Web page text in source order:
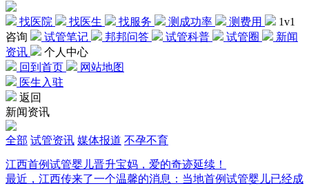
找医院 找医生 找服务 测成功率 测费用
1v1
咨询
试管笔记 邦邦问答 试管科普 试管圈
新闻
资讯
个人中心
回到首页
网站地图
医生入驻
返回
新闻资讯
全部 试管资讯 媒体报道 不孕不育
江西首例试管婴儿晋升宝妈，爱的奇迹延续！
最近，江西传来了一个温馨的消息：当地首例试管婴儿已经成